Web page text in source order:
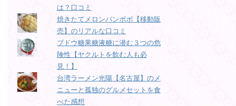
は？口コミ
焼きたてメロンパンポポ【移動販
売】のリアルな口コミ
ブドウ糖果糖液糖に潜む３つの危
険性【ヤクルトを飲む人も必
見！】
台湾ラーメン光陽【名古屋】のメ
ニューと孤独のグルメセットを食
べた感想